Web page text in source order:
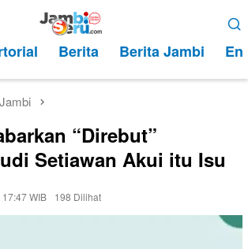
Berita Berita Jambi
“Direbut”
Setiawan Akui itu Isu
WIB
198 Dilihat